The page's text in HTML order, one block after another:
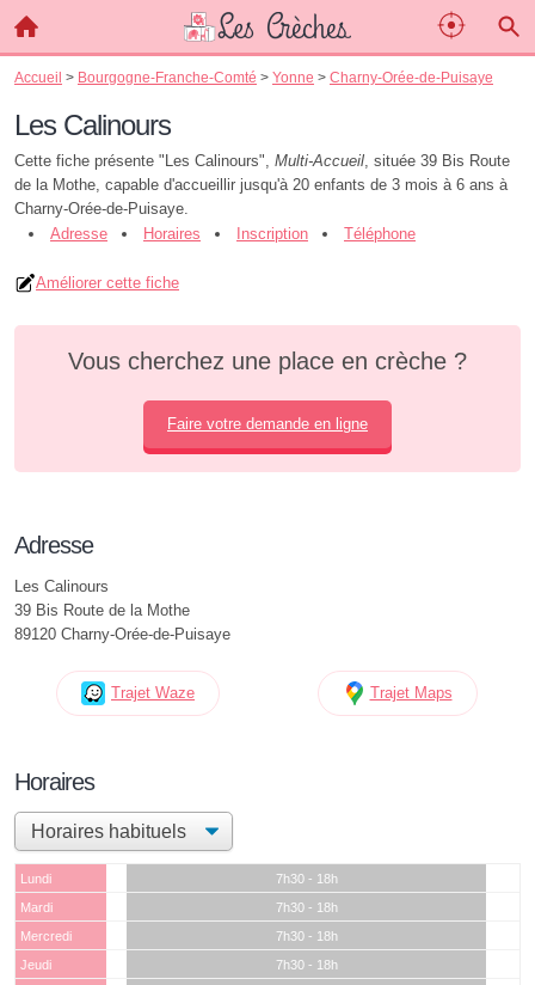
Accueil > Bourgogne-Franche-Comté > Yonne > Charny-Orée-de-Puisaye
Les Calinours
Cette fiche présente "Les Calinours", Multi-Accueil, située 39 Bis Route
de la Mothe, capable d'accueillir jusqu'à 20 enfants de 3 mois à 6 ans à
Charny-Orée-de-Puisaye.
Adresse
Horaires Inscription Téléphone
Améliorer cette fiche
Vous cherchez une place en crèche ?
Faire votre demande en ligne
Adresse
Les Calinours
39 Bis Route de la Mothe
89120 Charny-Orée-de-Puisaye
Trajet Waze Trajet Maps
Horaires
Lundi
7h30 - 18h
Mardi
7h30 - 18h
Mercredi
7h30 - 18h
Jeudi
7h30 - 18h